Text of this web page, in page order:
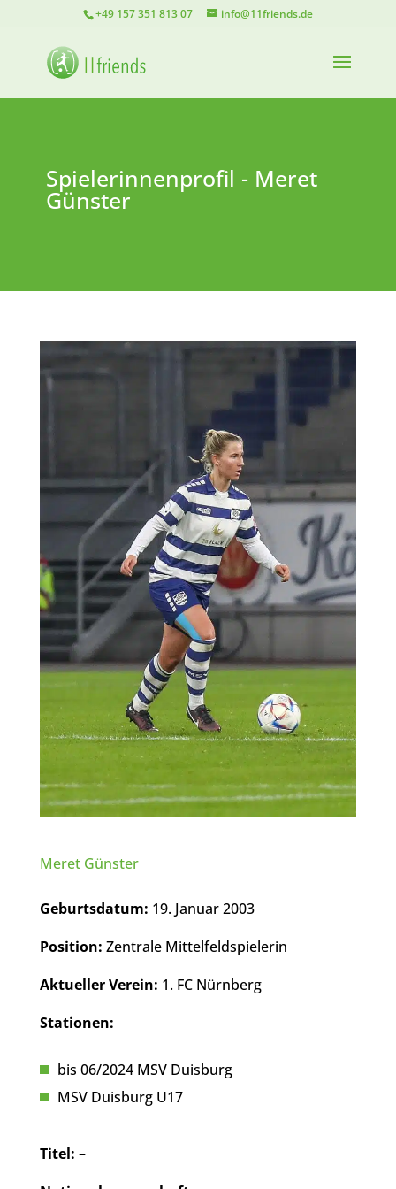
+49 157 351 813 07 info@11friends.de
Spielerinnenprofil - Meret
Günster
Meret Günster
Geburtsdatum: 19. Januar 2003
Position: Zentrale Mittelfeldspielerin
Aktueller Verein: 1. FC Nürnberg
Stationen:
bis 06/2024 MSV Duisburg
MSV Duisburg U17
Titel: –